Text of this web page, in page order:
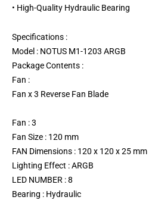
• High-Quality Hydraulic Bearing
Specifications :
Model : NOTUS M1-1203 ARGB
Package Contents :
Fan :
Fan x 3 Reverse Fan Blade
Fan : 3
Fan Size : 120 mm
FAN Dimensions : 120 x 120 x 25 mm
Lighting Effect : ARGB
LED NUMBER : 8
Bearing : Hydraulic